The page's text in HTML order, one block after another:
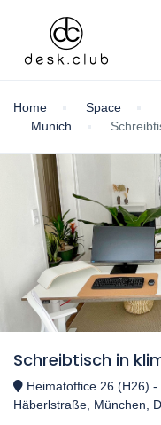
Home Space
Munich
Schreibtisch in
Heimatoffice 26 (H26) -
Häberlstraße, München,